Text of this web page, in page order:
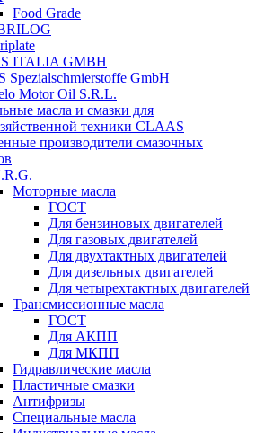
Food Grade
ITALIA GMBH
Spezialschmierstoffe GmbH
Motor Oil S.R.L.
масла и смазки для
техники CLAAS
производители смазочных
Моторные масла
ГОСТ
Для бензиновых двигателей
Для газовых двигателей
Для двухтактных двигателей
Для дизельных двигателей
Для четырехтактных двигателей
Трансмиссионные масла
ГОСТ
Для АКПП
Для МКПП
Гидравлические масла
Пластичные смазки
Антифризы
Специальные масла